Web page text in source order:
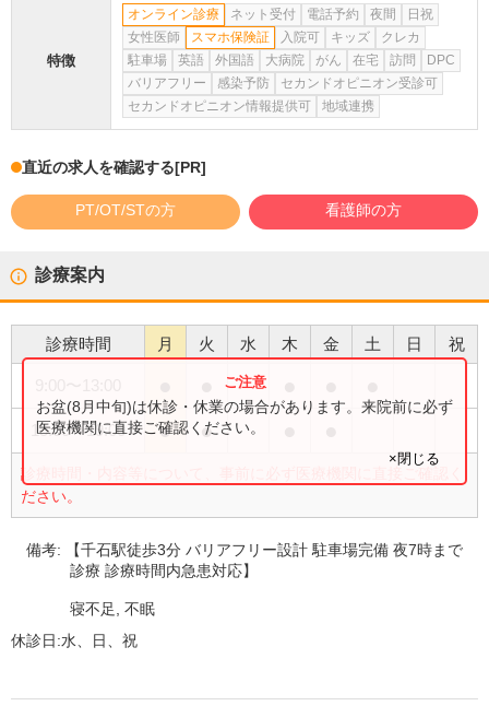
特徴
オンライン診療 ネット受付 電話予約 夜間
日祝
女性医師
スマホ保険証 入院可 キッズ
クレカ
駐車場
英語 外国語 大病院 がん 在宅 訪問
DPC
バリアフリー
感染予防
セカンドオピニオン受診可
セカンドオピニオン情報提供可
地域連携
直近の求人を確認する[PR]
PT/OT/STの方 看護師の方
診療案内
診療時間 月 火 水 木 金 土 日 祝
15:00〜19:00 ● ●
診療時間・内容等について、事前に必ず医療機関に直接ご確認く
ださい。
お盆(8月中旬)は休診・休業の場合があります。来院前に必ず
医療機関に直接ご確認ください。
×閉じる
備考:
【千石駅徒歩3分 バリアフリー設計 駐車場完備 夜7時まで
診療 診療時間内急患対応】
寝不足, 不眠
休診日:水、日、祝